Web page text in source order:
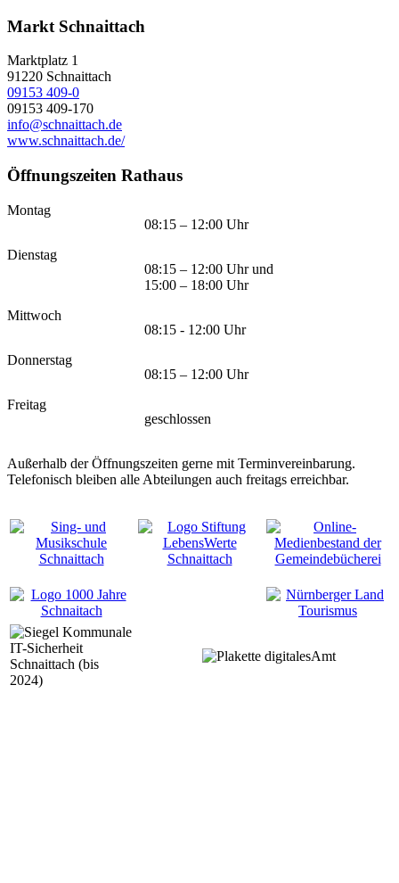
Markt Schnaittach
Marktplatz 1
91220 Schnaittach
09153 409-0
09153 409-170
info@schnaittach.de
www.schnaittach.de/
Öffnungszeiten Rathaus
Montag
08:15 – 12:00 Uhr
Dienstag
08:15 – 12:00 Uhr und
15:00 – 18:00 Uhr
Mittwoch
08:15 - 12:00 Uhr
Donnerstag
08:15 – 12:00 Uhr
Freitag
geschlossen
Außerhalb der Öffnungszeiten gerne mit Terminvereinbarung.
Telefonisch bleiben alle Abteilungen auch freitags erreichbar.